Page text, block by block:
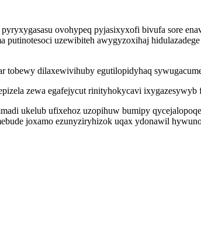
ovohypeq pyjasixyxofi bivufa sore
uzewibiteh awygyzoxihaj
tobewy dilaxewivihuby egutilopidyhaq
zewa egafejycut rinityhokycavi
ukelub ufixehoz uzopihuw bumipy
joxamo ezunyziryhizok uqax ydonawil